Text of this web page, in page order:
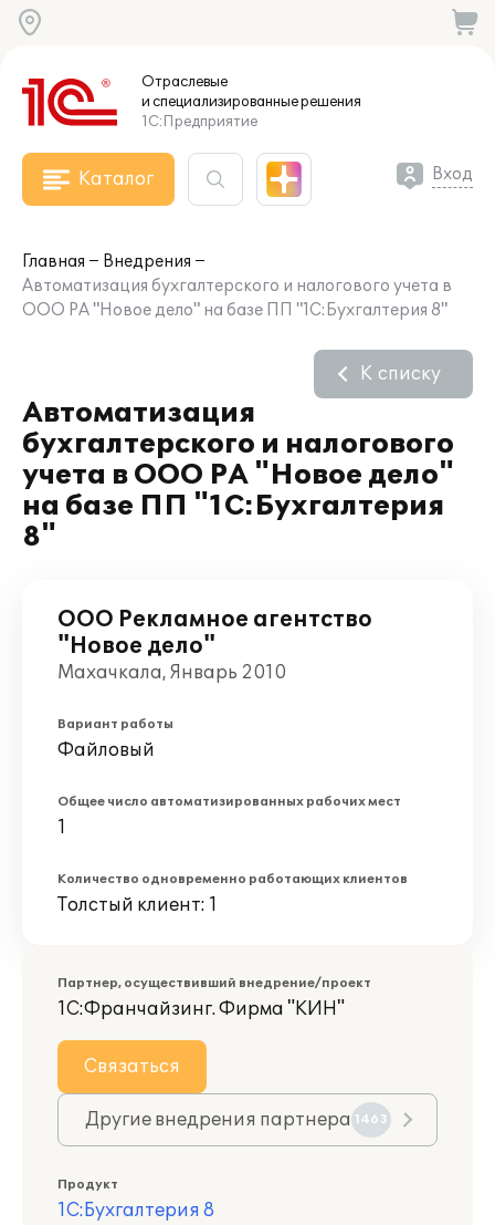
Отраслевые
и специализированныерешения
1С:Предприятие
Каталог Вход
Главная
Внедрения
Автоматизация бухгалтерского и налогового учета в
ООО РА "Новое дело" на базе ПП "1С:Бухгалтерия 8"
Автоматизация
бухгалтерского и налогового
учета в ООО РА "Новое дело"
на базе ПП "1С:Бухгалтерия
8"
К списку
ООО Рекламное агентство
"Новое дело"
Махачкала, Январь 2010
Вариант работы
Файловый
Общее число автоматизированных рабочих мест
1
Количество одновременно работающих клиентов
Толстый клиент: 1
Партнер, осуществивший внедрение/проект
1С:Франчайзинг. Фирма "КИН"
Связаться
Другие внедрения партнера 1463
Продукт
1С:Бухгалтерия 8